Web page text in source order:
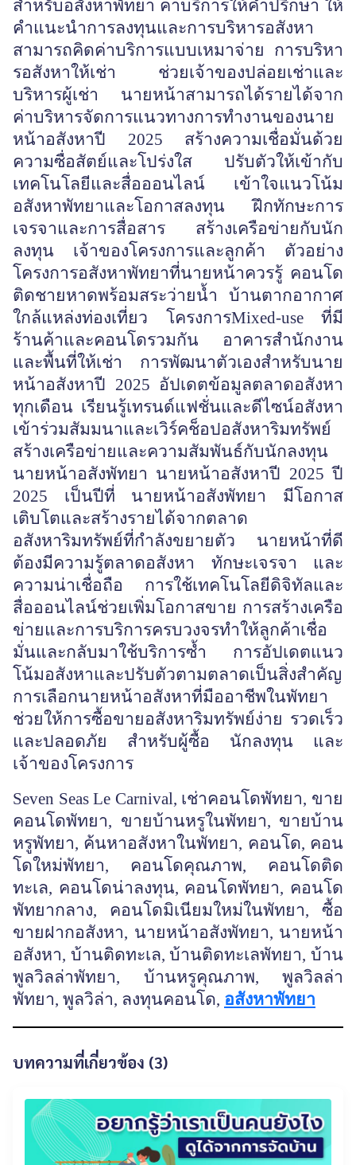
สำหรับอสังหาพัทยา ค่าบริการให้คำปรึกษา ให้
คำแนะนำการลงทุนและการบริหารอสังหา
สามารถคิดค่าบริการแบบเหมาจ่าย การบริหา
รอสังหาให้เช่า ช่วยเจ้าของปล่อยเช่าและ
บริหารผู้เช่า นายหน้าสามารถได้รายได้จาก
ค่าบริหารจัดการแนวทางการทำงานของนาย
หน้าอสังหาปี 2025 สร้างความเชื่อมั่นด้วย
ความซื่อสัตย์และโปร่งใส ปรับตัวให้เข้ากับ
เทคโนโลยีและสื่อออนไลน์ เข้าใจแนวโน้ม
อสังหาพัทยาและโอกาสลงทุน ฝึกทักษะการ
เจรจาและการสื่อสาร สร้างเครือข่ายกับนัก
ลงทุน เจ้าของโครงการและลูกค้า ตัวอย่าง
โครงการอสังหาพัทยาที่นายหน้าควรรู้ คอนโด
ติดชายหาดพร้อมสระว่ายน้ำ บ้านตากอากาศ
ใกล้แหล่งท่องเที่ยว โครงการMixed-use ที่มี
ร้านค้าและคอนโดรวมกัน อาคารสำนักงาน
และพื้นที่ให้เช่า การพัฒนาตัวเองสำหรับนาย
หน้าอสังหาปี 2025 อัปเดตข้อมูลตลาดอสังหา
ทุกเดือน เรียนรู้เทรนด์แฟชั่นและดีไซน์อสังหา
เข้าร่วมสัมมนาและเวิร์คช็อปอสังหาริมทรัพย์
สร้างเครือข่ายและความสัมพันธ์กับนักลงทุน
นายหน้าอสังพัทยา นายหน้าอสังหาปี 2025 ปี
2025 เป็นปีที่ นายหน้าอสังพัทยา มีโอกาส
เติบโตและสร้างรายได้จากตลาด
อสังหาริมทรัพย์ที่กำลังขยายตัว นายหน้าที่ดี
ต้องมีความรู้ตลาดอสังหา ทักษะเจรจา และ
ความน่าเชื่อถือ การใช้เทคโนโลยีดิจิทัลและ
สื่อออนไลน์ช่วยเพิ่มโอกาสขาย การสร้างเครือ
ข่ายและการบริการครบวงจรทำให้ลูกค้าเชื่อ
มั่นและกลับมาใช้บริการซ้ำ การอัปเดตแนว
โน้มอสังหาและปรับตัวตามตลาดเป็นสิ่งสำคัญ
การเลือกนายหน้าอสังหาที่มืออาชีพในพัทยา
ช่วยให้การซื้อขายอสังหาริมทรัพย์ง่าย รวดเร็ว
และปลอดภัย สำหรับผู้ซื้อ นักลงทุน และ
เจ้าของโครงการ
Seven Seas Le Carnival, เช่าคอนโดพัทยา, ขาย
คอนโดพัทยา, ขายบ้านหรูในพัทยา, ขายบ้าน
หรูพัทยา, ค้นหาอสังหาในพัทยา, คอนโด, คอน
โดใหม่พัทยา, คอนโดคุณภาพ, คอนโดติด
ทะเล, คอนโดน่าลงทุน, คอนโดพัทยา, คอนโด
พัทยากลาง, คอนโดมิเนียมใหม่ในพัทยา, ซื้อ
ขายฝากอสังหา, นายหน้าอสังพัทยา, นายหน้า
อสังหา, บ้านติดทะเล, บ้านติดทะเลพัทยา, บ้าน
พูลวิลล่าพัทยา, บ้านหรูคุณภาพ, พูลวิลล่า
พัทยา, พูลวิล่า, ลงทุนคอนโด, อสังหาพัทยา
บทความที่เกี่ยวข้อง (3)